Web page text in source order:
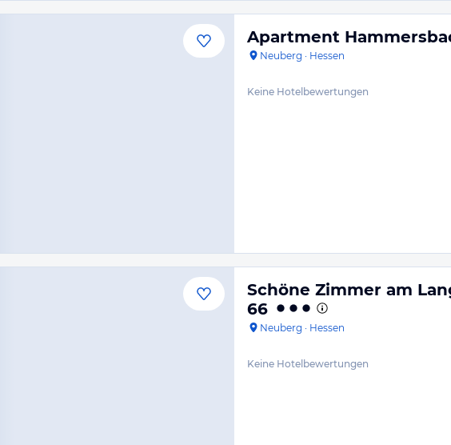
Apartment
Neuberg · Hessen
Keine Hotelbewertungen
Schöne Zimmer am
66
Neuberg · Hessen
Keine Hotelbewertungen